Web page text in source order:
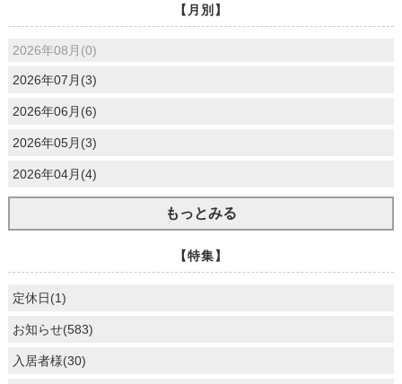
【月別】
2026年08月(0)
2026年07月(3)
2026年06月(6)
2026年05月(3)
2026年04月(4)
もっとみる
【特集】
定休日(1)
お知らせ(583)
入居者様(30)